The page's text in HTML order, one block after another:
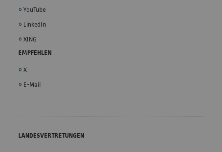
YouTube
LinkedIn
XING
EMPFEHLEN
X
E-Mail
LANDESVERTRETUNGEN